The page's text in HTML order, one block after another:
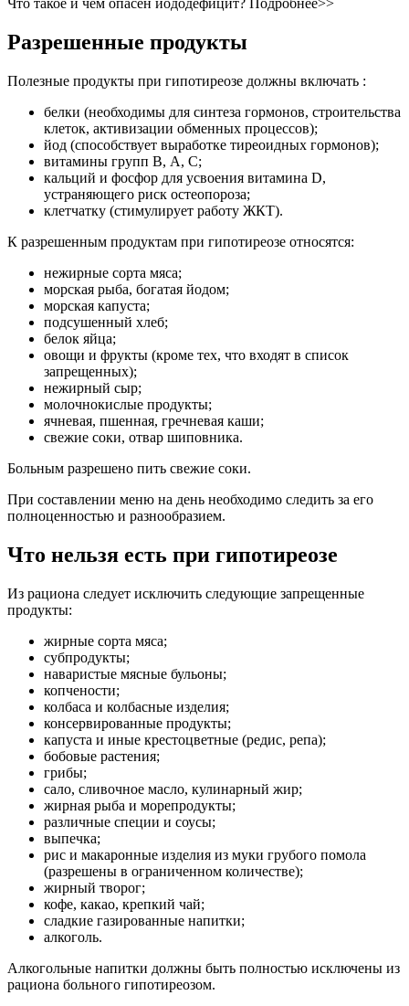
Что такое и чем опасен йододефицит? Подробнее>>
Разрешенные продукты
Полезные продукты при гипотиреозе должны включать :
белки (необходимы для синтеза гормонов, строительства
клеток, активизации обменных процессов);
йод (способствует выработке тиреоидных гормонов);
витамины групп B, А, С;
кальций и фосфор для усвоения витамина D,
устраняющего риск остеопороза;
клетчатку (стимулирует работу ЖКТ).
К разрешенным продуктам при гипотиреозе относятся:
нежирные сорта мяса;
морская рыба, богатая йодом;
морская капуста;
подсушенный хлеб;
белок яйца;
овощи и фрукты (кроме тех, что входят в список
запрещенных);
нежирный сыр;
молочнокислые продукты;
ячневая, пшенная, гречневая каши;
свежие соки, отвар шиповника.
Больным разрешено пить свежие соки.
При составлении меню на день необходимо следить за его
полноценностью и разнообразием.
Что нельзя есть при гипотиреозе
Из рациона следует исключить следующие запрещенные
продукты:
жирные сорта мяса;
субпродукты;
наваристые мясные бульоны;
копчености;
колбаса и колбасные изделия;
консервированные продукты;
капуста и иные крестоцветные (редис, репа);
бобовые растения;
грибы;
сало, сливочное масло, кулинарный жир;
жирная рыба и морепродукты;
различные специи и соусы;
выпечка;
рис и макаронные изделия из муки грубого помола
(разрешены в ограниченном количестве);
жирный творог;
кофе, какао, крепкий чай;
сладкие газированные напитки;
алкоголь.
Алкогольные напитки должны быть полностью исключены из
рациона больного гипотиреозом.